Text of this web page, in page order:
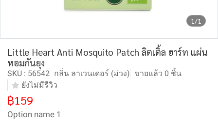
1/1
Little Heart Anti Mosquito Patch ลิตเติ้ล ฮาร์ท แผ่น
หอมกันยุง
SKU : 56542 กลิ่น ลาเวนเดอร์ (ม่วง) ขายแล้ว 0 ชิ้น
ยังไม่มีรีวิว
฿159
Option name 1